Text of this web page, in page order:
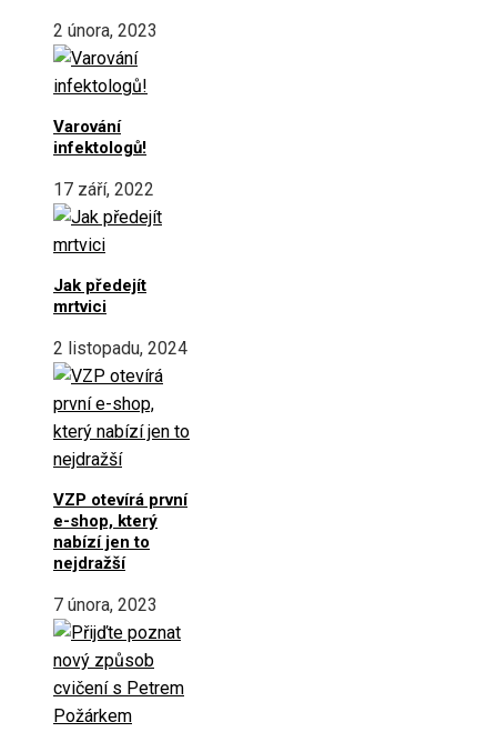
2 února, 2023
Varování
infektologů!
17 září, 2022
Jak předejít
mrtvici
2 listopadu, 2024
VZP otevírá první
e-shop, který
nabízí jen to
nejdražší
7 února, 2023